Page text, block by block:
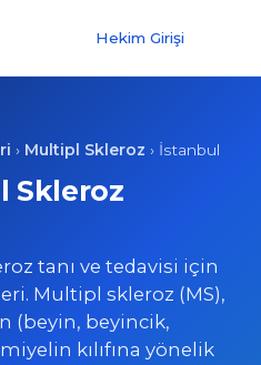
Hekim Girişi
› Multipl Skleroz › İstanbul
Skleroz
tanı ve tedavisi için
Multipl skleroz (MS),
(beyin, beyincik,
kılıfına yönelik